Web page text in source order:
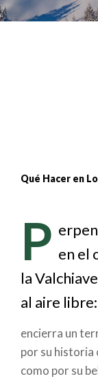
de
ayuda
a
la
Qué Hacer en
P en el
la
al aire libre:
encierra un
por su historia
como por su